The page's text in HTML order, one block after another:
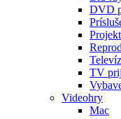
DVD
TV
Videohry
Mac